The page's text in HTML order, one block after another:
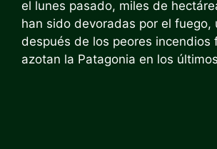
el lunes pasado, miles de
han sido devoradas por el fuego,
después de los peores incendios
azotan la Patagonia en los